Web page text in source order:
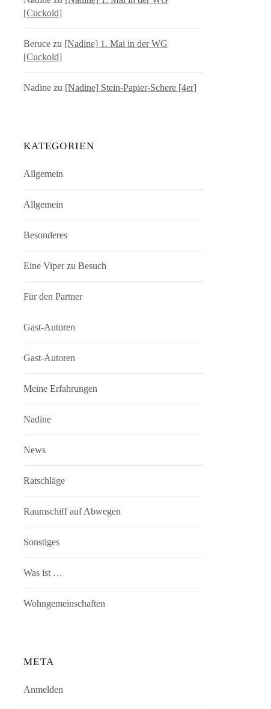
[Cuckold]
Beruce zu [Nadine] 1. Mai in der WG
[Cuckold]
Nadine zu [Nadine] Stein-Papier-Schere [4er]
KATEGORIEN
Allgemein
Allgemein
Besonderes
Eine Viper zu Besuch
Für den Partner
Gast-Autoren
Gast-Autoren
Meine Erfahrungen
Nadine
News
Ratschläge
Raumschiff auf Abwegen
Sonstiges
Was ist …
Wohngemeinschaften
META
Anmelden